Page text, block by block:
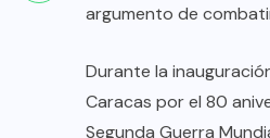
argumento de
Durante la
Caracas por el 80
Segunda Guerra